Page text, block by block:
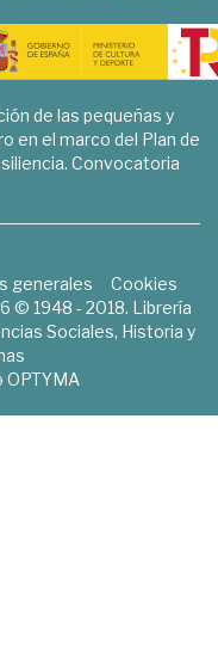
de las pequeñas y
en el marco del Plan de
Convocatoria
generales
Cookies
© 1948 - 2018. Librería
Sociales, Historia y
OPTYMA